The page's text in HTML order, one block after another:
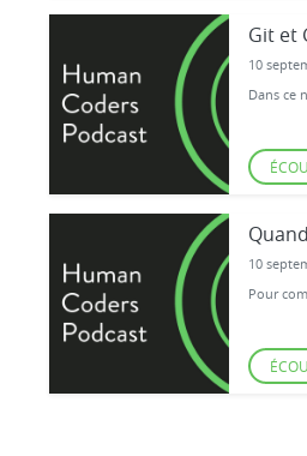
Git et
10
Dans ce
10
Pour